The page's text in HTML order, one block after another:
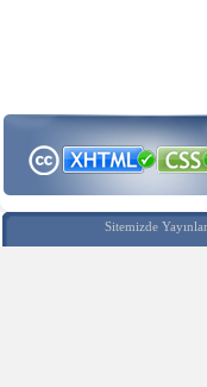
Sitemizde